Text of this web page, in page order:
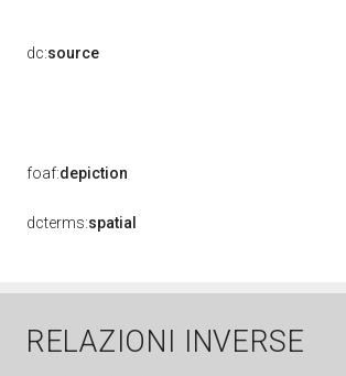
dc:source
foaf:depiction
dcterms:spatial
RELAZIONI INVERSE